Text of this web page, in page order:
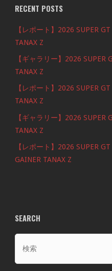
RECENT POSTS
【レポート】2026 SUPER
TANAX Z
【ギャラリー】2026 SUPER
TANAX Z
【レポート】2026 SUPER
TANAX Z
【ギャラリー】2026 SUPER
TANAX Z
【レポート】2026 SUPER
GAINER TANAX Z
SEARCH